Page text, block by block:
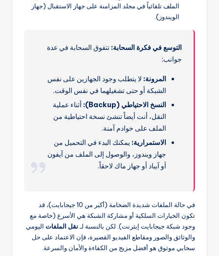
الملف تلقائياً في مجلد المزامنة على جهاز الاستقبال (جهاز
الويندوز).
التوسع في فكرة السحابة: تتفوق السحابة في عدة
جوانب:
المرونة: لا يتطلب وجود الجهازين على نفس
الشبكة أو حتى تشغيلهما في نفس الوقت.
النسخ الاحتياطي (Backup):
أثناء عملية
النقل، أنت أيضاً تنشئ نسخة احتياطية من
الملف على خوادم آمنة.
الاستمرارية: يمكنك البدء في التحميل من
جهاز ويندوز، والوصول إلى الملف من آيفون
أو آيباد أو جهاز ماك لاحقاً.
في حالة الملفات شديدة الضخامة (أكبر من 10 جيجابايت)، قد
تكون الخيارات السلكية أو مشاركة الشبكة هي الأسرع (خاصة مع
وجود شبكة جيجابايت إيثرنت). لكن بالنسبة لـنقل الملفات اليومي
والوثائق والصور ومقاطع الفيديو القصيرة، فإن الاعتماد على حل
سحابي موثوق هو أفضل مزيج من الكفاءة والأمان والسرعة.